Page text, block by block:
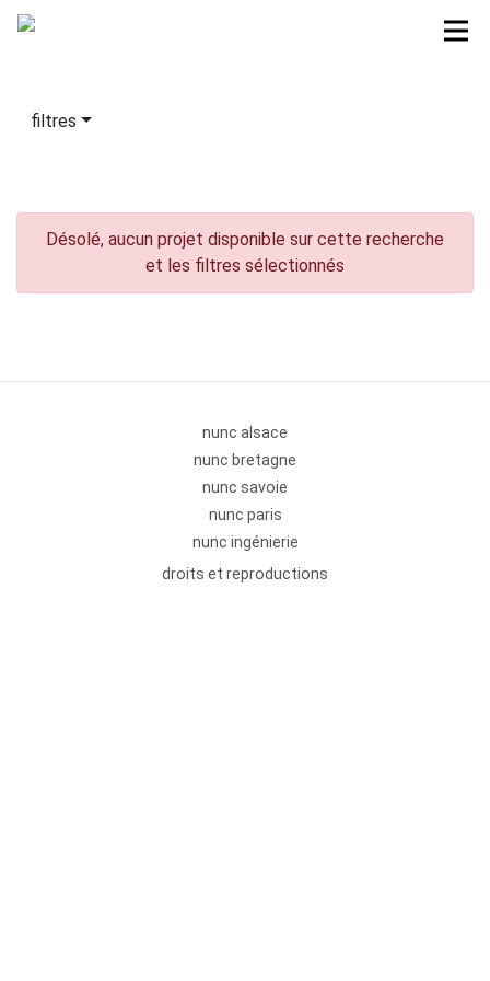
filtres
Désolé, aucun projet disponible sur cette recherche
et les filtres sélectionnés
nunc alsace
nunc bretagne
nunc savoie
nunc paris
nunc ingénierie
droits et reproductions